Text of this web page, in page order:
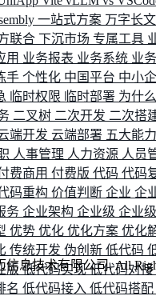
一站式方案 万字长文
联合 下沉市场 专属工具
用 业务报表 业务系统 业
手 个性化 中国平台 中小
临时权限 临时部署 为什
二叉树 二次开发 二次搭
端开发 云端部署 五大能力
人事管理 人力资源 人员
费商用 付费版 代码 代码
码重构 价值判断 企业 企
务 企业架构 企业级 企业
优势 优化 优化方案 优化
传统开发 伪创新 低代码
版低代码实现低代码对接
名 低代码接入 低代码搭配
息技术有限公司. All